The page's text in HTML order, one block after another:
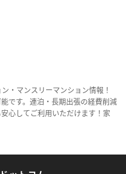
・マンスリーマンション情報！
です。連泊・長期出張の経費削減
心してご利用いただけます！家